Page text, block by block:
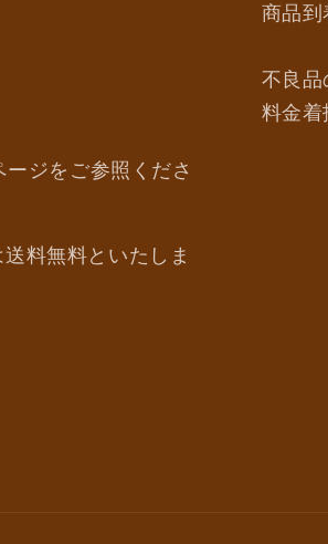
ージをご参照くださ
料無料といたしま
商品到
不良品
料金着